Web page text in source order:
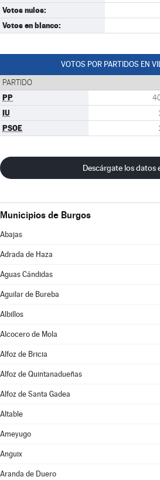
Votos nulos:
Votos en blanco:
VOTOS POR PARTIDOS EN
PARTIDO
PP
IU
PSOE
Descárgate los datos
Municipios de Burgos
Abajas
Adrada de Haza
Aguas Cándidas
Aguilar de Bureba
Albillos
Alcocero de Mola
Alfoz de Bricia
Alfoz de Quintanadueñas
Alfoz de Santa Gadea
Altable
Ameyugo
Anguix
Aranda de Duero